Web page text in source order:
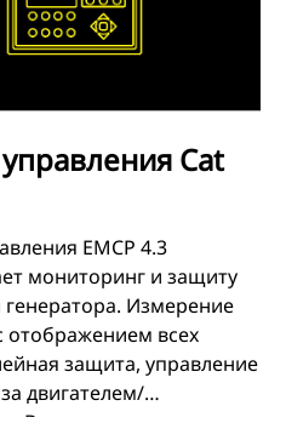
Cat
EMCP 4.3
мониторинг и защиту
генератора. Измерение
всех
защита, управление
двигателем/